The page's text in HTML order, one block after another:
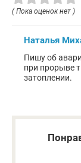
( Пока оценок нет )
Наталья
Пишу об
при прорыве
затоплении.